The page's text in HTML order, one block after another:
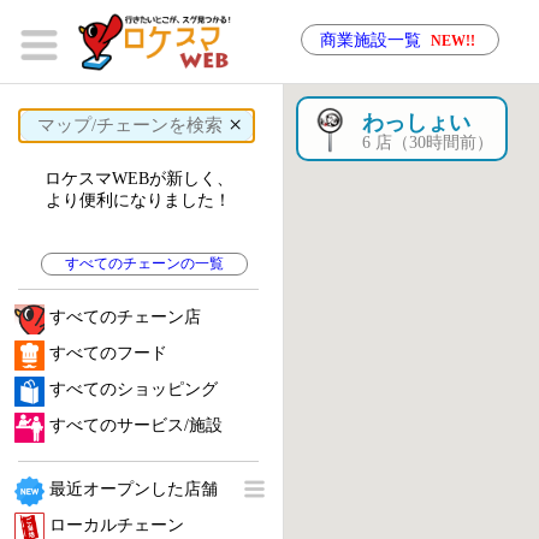
商業施設一覧 NEW!!
× わっしょい
6 店（30時間前）